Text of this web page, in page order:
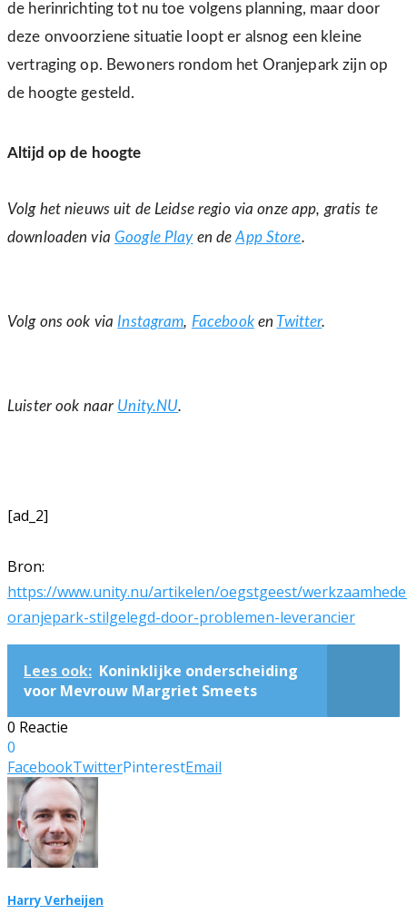
de herinrichting tot nu toe volgens planning, maar door
deze onvoorziene situatie loopt er alsnog een kleine
vertraging op. Bewoners rondom het Oranjepark zijn op
de hoogte gesteld.
Altijd op de hoogte
Volg het nieuws uit de Leidse regio via onze app, gratis te
downloaden via Google Playen deApp Store.
Volg ons ook via Instagram, Facebooken Twitter.
Luister ook naar Unity.NU.
[ad_2]
Bron:
https://www.unity.nu/artikelen/oegstgeest/
oranjepark-stilgelegd-door-problemen-leverancier
Lees ook: Koninklijke onderscheiding
voor Mevrouw Margriet Smeets
0 Reactie
0
FacebookTwitterPinterestEmail
Harry Verheijen